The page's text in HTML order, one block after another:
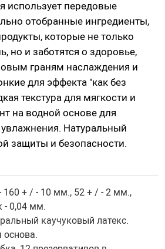
женские
использует передовые
отобранные ингредиенты,
которые не только
но и заботятся о здоровье,
граням наслаждения и
для эффекта "как без
текстура для мягкости и
на водной основе для
Натуральный
защиты и безопасности.
160 + / - 10 мм., 52 + / - 2 мм.,
- 0,04 мм.
каучуковый латекс.
основа.